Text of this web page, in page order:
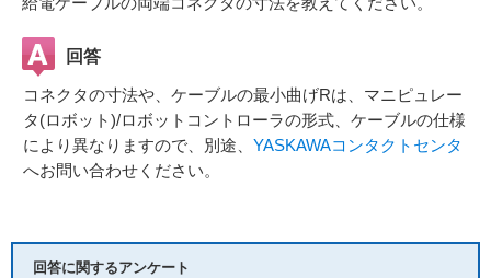
回答
コネクタの寸法や、ケーブルの最小曲げRは、マニピュレー
タ(ロボット)/ロボットコントローラの形式、ケーブルの仕様
により異なりますので、別途、 YASKAWAコンタクトセンタ
へお問い合わせください。
回答に関するアンケート